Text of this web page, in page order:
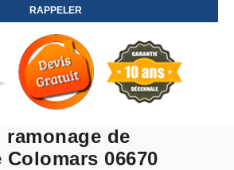
ramonage de
Colomars 06670